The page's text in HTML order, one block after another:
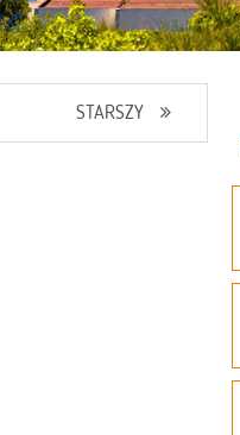
STARSZY